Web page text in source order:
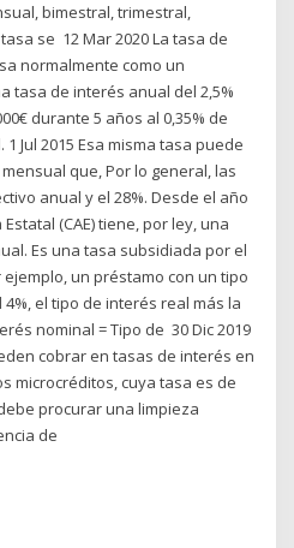
bimestral, trimestral,
se 12 Mar 2020 La tasa de
normalmente como un
tasa de interés anual del 2,5%
durante 5 años al 0,35% de
Jul 2015 Esa misma tasa puede
que, Por lo general, las
anual y el 28%. Desde el año
(CAE) tiene, por ley, una
Es una tasa subsidiada por el
un préstamo con un tipo
el tipo de interés real más la
nominal = Tipo de 30 Dic 2019
cobrar en tasas de interés en
microcréditos, cuya tasa es de
procurar una limpieza
de